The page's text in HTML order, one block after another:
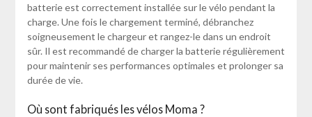
batterie est correctement installée sur le vélo pendant la
charge. Une fois le chargement terminé, débranchez
soigneusement le chargeur et rangez-le dans un endroit
sûr. Il est recommandé de charger la batterie régulièrement
pour maintenir ses performances optimales et prolonger sa
durée de vie.
Où sont fabriqués les vélos Moma ?